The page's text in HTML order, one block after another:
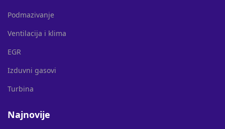
Podmazivanje
Ventilacija i klima
EGR
Izduvni gasovi
Turbina
Najnovije